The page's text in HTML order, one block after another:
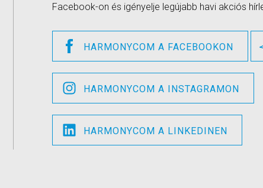
Facebook-on és igényelje legújabb havi akciós
HARMONYCOM A FACEBOOKON
HARMONYCOM A INSTAGRAMON
HARMONYCOM A LINKEDINEN